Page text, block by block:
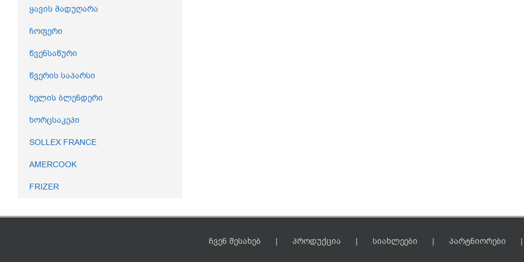
ყავის მადუღარა
ჩოფერი
წვენსაწური
წვერის საპარსი
ხელის ბლენდერი
ხორცსაკეპი
SOLLEX FRANCE
AMERCOOK
FRIZER
ჩვენ შესახებ პროდუქცია სიახლეები პარტნიორები